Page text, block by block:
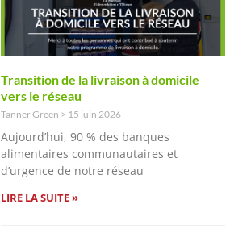
Transition de la livraison à domicile
vers le réseau
Tanner Green 15 juin 2026
Aujourd’hui, 90 % des banques
alimentaires communautaires et
d’urgence de notre réseau
LIRE LA SUITE »